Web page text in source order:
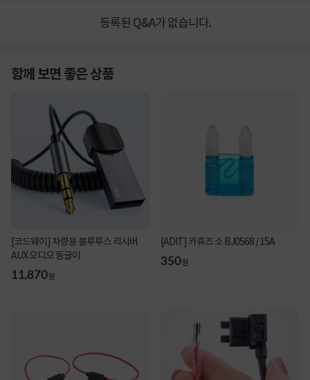
등록된 Q&A가 없습니다.
함께 보면 좋은 상품
[코드웨이] 차량용 블루투스 리시버
AUX 오디오 동글이
11,870원
[ADIT] 카휴즈 소 BJ0568 / 15A
350원